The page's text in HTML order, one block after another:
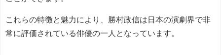
これらの特徴と魅力により、勝村政信は日本の演劇界で非
常に評価されている俳優の一人となっています。